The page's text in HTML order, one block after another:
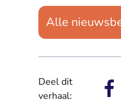
Alle
Deel dit
verhaal: